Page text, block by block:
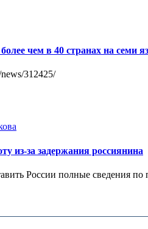
чем в 40 странах на семи
312425/
из-за задержания россиянина
России полные сведения по